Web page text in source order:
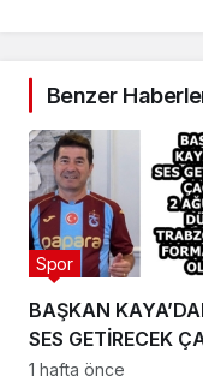
Benzer
BAŞKAN
SES GETİRECEK
2 AĞUSTOS DÜNYA
Spor
1 hafta önce